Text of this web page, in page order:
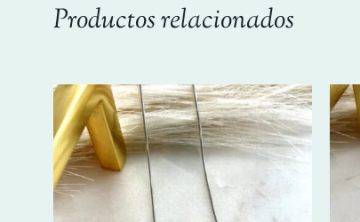
Productos relacionados